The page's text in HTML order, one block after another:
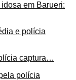
em Barueri:
captura…